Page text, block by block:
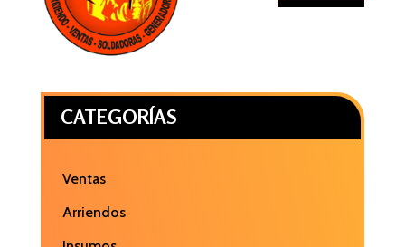
CATEGORÍAS
Ventas
Arriendos